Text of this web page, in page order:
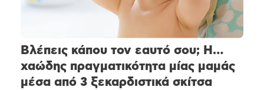
Βλέπεις κάπου τον εαυτό σου; Η…
χαώδης πραγματικότητα μίας μαμάς
μέσα από 3 ξεκαρδιστικά σκίτσα